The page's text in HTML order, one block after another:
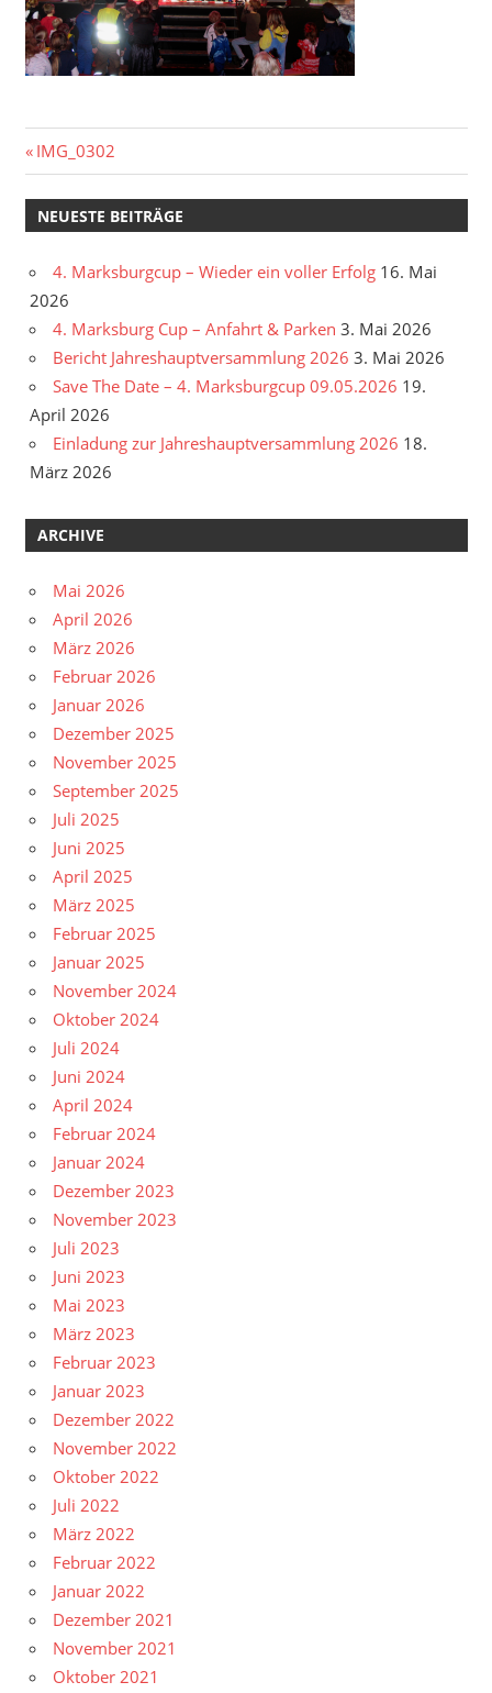
Beitragsnavigation
Vorheriger
Beitrag:
IMG_0302
NEUESTE BEITRÄGE
4. Marksburgcup – Wieder ein voller Erfolg 16. Mai
2026
4. Marksburg Cup – Anfahrt & Parken 3. Mai 2026
Bericht Jahreshauptversammlung 2026 3. Mai 2026
Save The Date – 4. Marksburgcup 09.05.2026 19.
April 2026
Einladung zur Jahreshauptversammlung 2026 18.
März 2026
ARCHIVE
Mai 2026
April 2026
März 2026
Februar 2026
Januar 2026
Dezember 2025
November 2025
September 2025
Juli 2025
Juni 2025
April 2025
März 2025
Februar 2025
Januar 2025
November 2024
Oktober 2024
Juli 2024
Juni 2024
April 2024
Februar 2024
Januar 2024
Dezember 2023
November 2023
Juli 2023
Juni 2023
Mai 2023
März 2023
Februar 2023
Januar 2023
Dezember 2022
November 2022
Oktober 2022
Juli 2022
März 2022
Februar 2022
Januar 2022
Dezember 2021
November 2021
Oktober 2021